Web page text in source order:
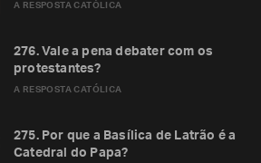
A RESPOSTA CATÓLICA
A RESPOSTA CATÓLICA
276. Vale a pena debater com os
protestantes?
275. Por que a Basílica de Latrão é a
Catedral do Papa?